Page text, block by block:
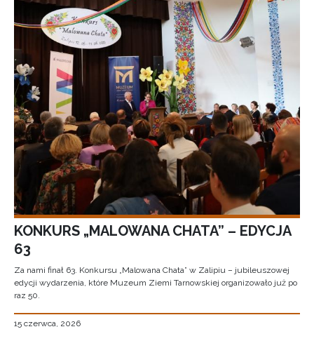
KONKURS „MALOWANA CHATA” – EDYCJA
63
Za nami finał 63. Konkursu „Malowana Chata” w Zalipiu – jubileuszowej
edycji wydarzenia, które Muzeum Ziemi Tarnowskiej organizowało już po
raz 50.
15 czerwca, 2026